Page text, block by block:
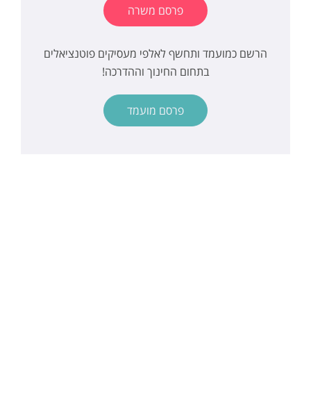
פרסם משרה
הרשם כמועמד ותחשף לאלפי מעסיקים פוטנציאלים
בתחום החינוך וההדרכה!
פרסם מועמד